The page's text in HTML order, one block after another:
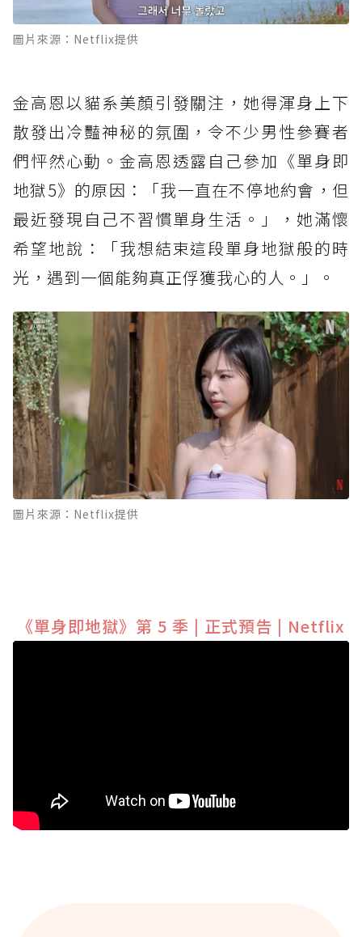
圖片來源：Netflix提供
金高恩以貓系美顏引發關注，她得渾身上下
散發出冷豔神秘的氛圍，令不少男性參賽者
們怦然心動。金高恩透露自己參加《單身即
地獄5》的原因：「我一直在不停地約會，但
最近發現自己不習慣單身生活。」，她滿懷
希望地說：「我想結束這段單身地獄般的時
光，遇到一個能夠真正俘獲我心的人。」。
圖片來源：Netflix提供
《單身即地獄》第 5 季 | 正式預告 | Netflix